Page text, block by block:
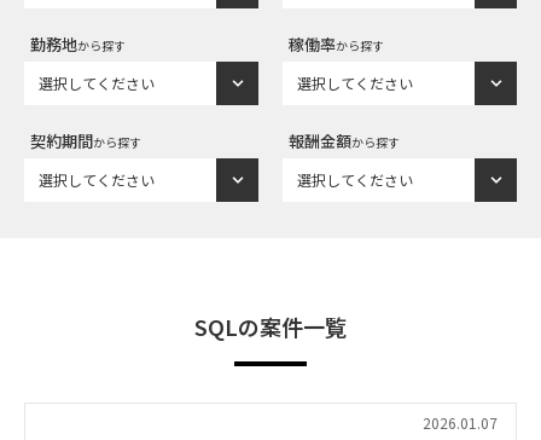
勤務地から探す 稼働率から探す
契約期間から探す 報酬金額から探す
SQLの案件一覧
2026.01.07